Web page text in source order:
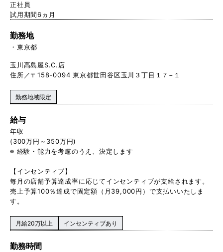
正社員
試用期間6ヵ月
勤務地
東京都
玉川高島屋S.C.店
住所／〒158-0094 東京都世田谷区玉川３丁目１７−１
勤務地域限定
給与
年収
(300万円～350万円)
※ 経験・能力を考慮のうえ、決定します
【インセンティブ】
毎月の店舗予算達成率に応じてインセンティブが支給されます。
売上予算100％達成で固定額（月39,000円）で支払いいたしま
す。
月給20万以上 インセンティブあり
勤務時間